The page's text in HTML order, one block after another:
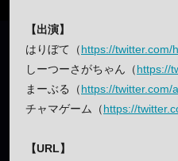
【出演】
はりぼて（https://twitter.com/
しーつーさがちゃん（https://
まーぶる（https://twitter.com/
チャマゲーム（https://
【URL】